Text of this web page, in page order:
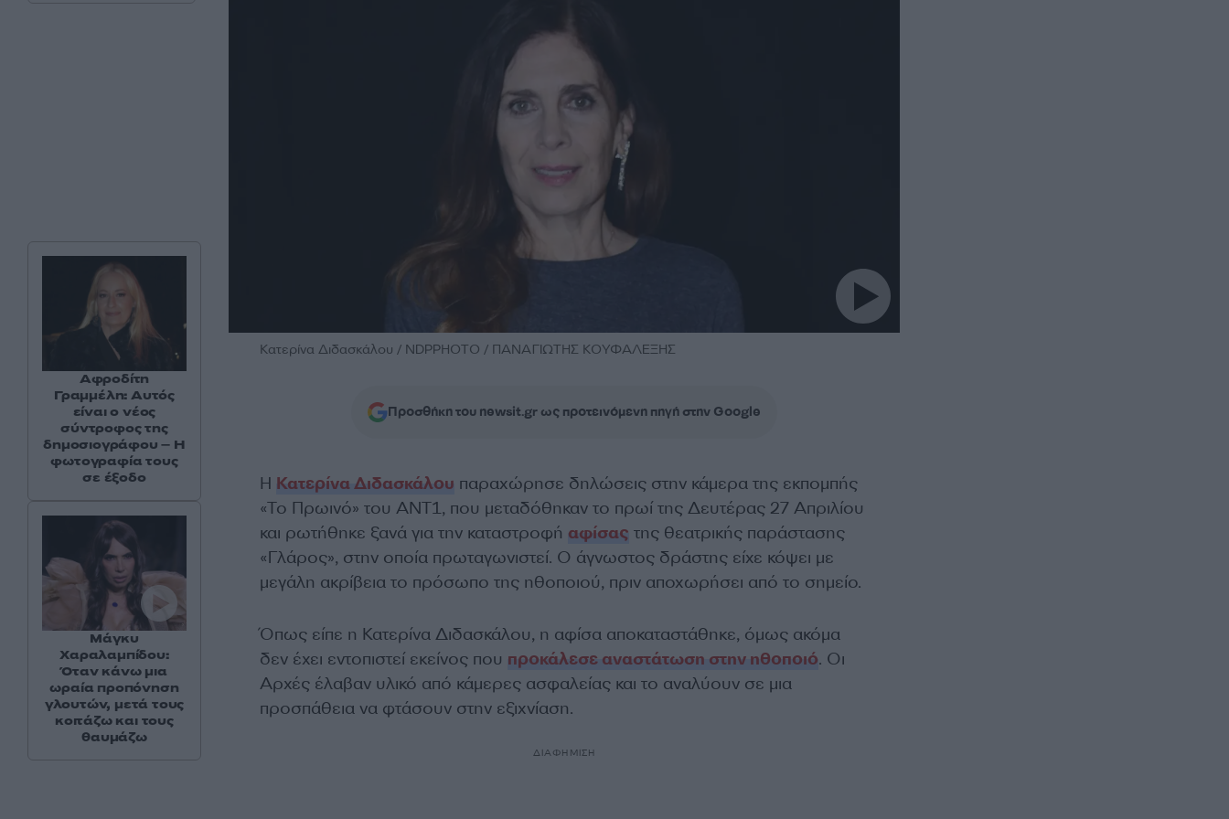
Κατερίνα Διδασκάλου / NDPPHOTO / ΠΑΝΑΓΙΩΤΗΣ ΚΟΥΦΑΛΕΞΗΣ
Προσθήκη του newsit.gr ως προτεινόμενη πηγή στην Google
Η Κατερίνα Διδασκάλου παραχώρησε δηλώσεις στην κάμερα της εκπομπής
«Το Πρωινό» του ΑΝΤ1, που μεταδόθηκαν το πρωί της Δευτέρας 27 Απριλίου
και ρωτήθηκε ξανά για την καταστροφή αφίσας της θεατρικής παράστασης
«Γλάρος», στην οποία πρωταγωνιστεί. Ο άγνωστος δράστης είχε κόψει με
μεγάλη ακρίβεια το πρόσωπο της ηθοποιού, πριν αποχωρήσει από το σημείο.
Όπως είπε η Κατερίνα Διδασκάλου, η αφίσα αποκαταστάθηκε, όμως ακόμα
δεν έχει εντοπιστεί εκείνος που προκάλεσε αναστάτωση στην ηθοποιό. Οι
Αρχές έλαβαν υλικό από κάμερες ασφαλείας και το αναλύουν σε μια
προσπάθεια να φτάσουν στην εξιχνίαση.
ΔΙΑΦΗΜΙΣΗ
Αφροδίτη
Γραμμέλη: Αυτός
είναι ο νέος
σύντροφος της
δημοσιογράφου – Η
φωτογραφία τους
σε έξοδο
Μάγκυ
Χαραλαμπίδου:
Όταν κάνω μια
ωραία προπόνηση
γλουτών, μετά τους
κοιτάζω και τους
θαυμάζω